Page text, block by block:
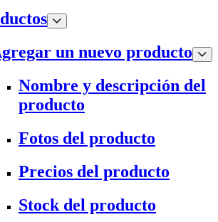
un nuevo producto
Nombre y descripción del
producto
Fotos del producto
Precios del producto
Stock del producto